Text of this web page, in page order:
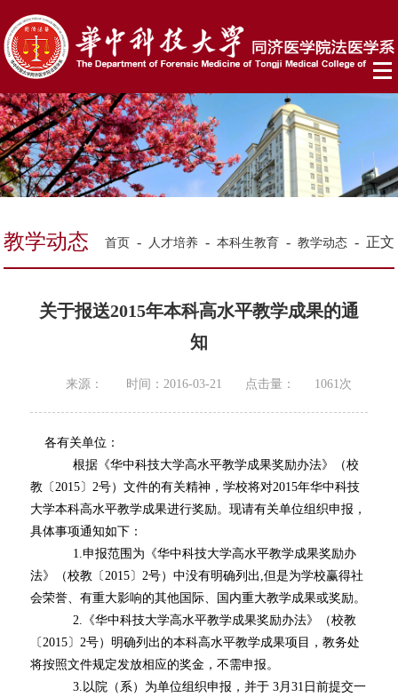
教学动态 首页 - 人才培养 - 本科生教育 - 教学动态 - 正文
关于报送2015年本科高水平教学成果的通
知
来源： 时间：2016-03-21 点击量： 1061 次
各有关单位：
根据《华中科技大学高水平教学成果奖励办法》（校
教〔 2015〕 2号）文件的有关精神，学校将对2015年华中科技
大学本科高水平教学成果进行奖励。现请有关单位组织申报，
具体事项通知如下：
1.申报范围为《华中科技大学高水平教学成果奖励办
法》（校教〔 2015〕 2号）中没有明确列出 ,但是为学校赢得社
会荣誉、有重大影响的其他国际、国内重大教学成果或奖励。
2.
《华中科技大学高水平教学成果奖励办法》（校教
〔 2015〕 2号）明确列出的本科高水平教学成果项目，教务处
将按照文件规定发放相应的奖金，不需申报。
3. 以院（系）为单位组织申报，并于 3 月31 日前提交一